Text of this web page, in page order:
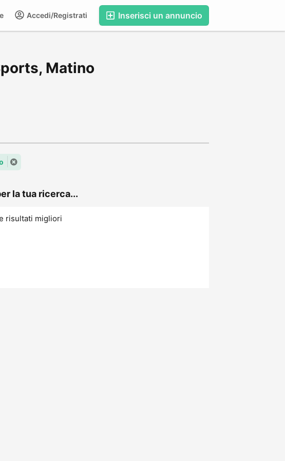
Inserisci un annuncio
Accedi/Registrati
Matino
la tua ricerca...
risultati migliori